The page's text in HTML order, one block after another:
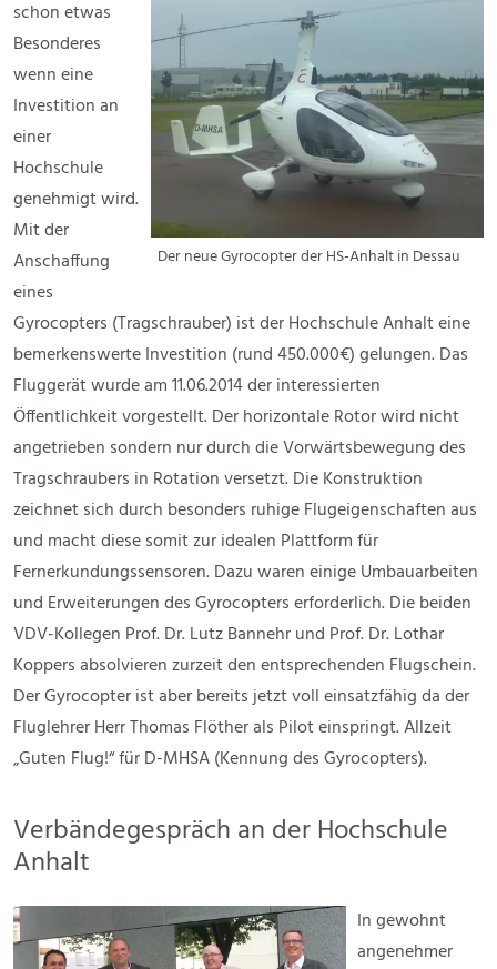
Der neue Gyrocopter der HS-Anhalt in Dessau
schon etwas
Besonderes
wenn eine
Investition an
einer
Hochschule
genehmigt wird.
Mit der
Anschaffung
eines
Gyrocopters (Tragschrauber) ist der Hochschule Anhalt eine
bemerkenswerte Investition (rund 450.000€) gelungen. Das
Fluggerät wurde am 11.06.2014 der interessierten
Öffentlichkeit vorgestellt. Der horizontale Rotor wird nicht
angetrieben sondern nur durch die Vorwärtsbewegung des
Tragschraubers in Rotation versetzt. Die Konstruktion
zeichnet sich durch besonders ruhige Flugeigenschaften aus
und macht diese somit zur idealen Plattform für
Fernerkundungssensoren. Dazu waren einige Umbauarbeiten
und Erweiterungen des Gyrocopters erforderlich. Die beiden
VDV-Kollegen Prof. Dr. Lutz Bannehr und Prof. Dr. Lothar
Koppers absolvieren zurzeit den entsprechenden Flugschein.
Der Gyrocopter ist aber bereits jetzt voll einsatzfähig da der
Fluglehrer Herr Thomas Flöther als Pilot einspringt. Allzeit
„Guten Flug!“ für D-MHSA (Kennung des Gyrocopters).
Verbändegespräch an der Hochschule
Anhalt
In gewohnt
angenehmer